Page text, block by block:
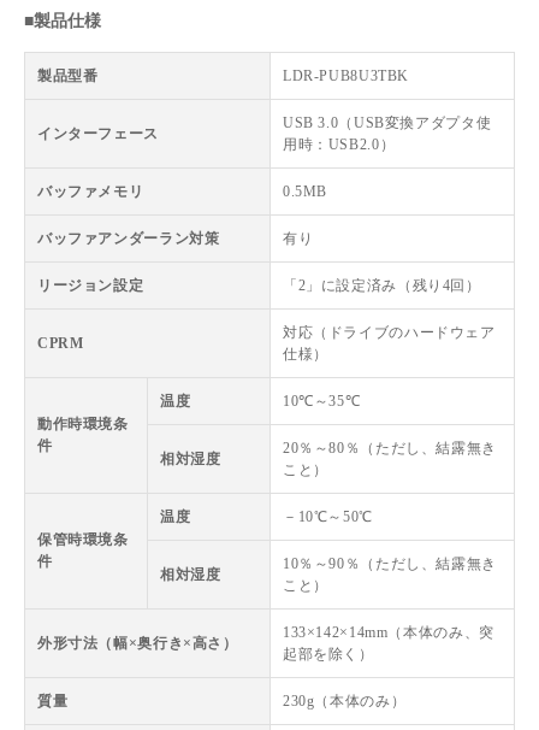
■製品仕様
製品型番 LDR-PUB8U3TBK
インターフェース
USB 3.0（USB変換アダプタ使
用時：USB2.0）
バッファメモリ 0.5MB
バッファアンダーラン対策 有り
リージョン設定 「2」に設定済み（残り4回）
CPRM
対応（ドライブのハードウェア
仕様）
動作時環境条
件
温度 10℃～35℃
相対湿度
20％～80％（ただし、結露無き
こと）
保管時環境条
件
温度 －10℃～50℃
相対湿度
10％～90％（ただし、結露無き
こと）
外形寸法（幅×奥行き×高さ）
133×142×14mm（本体のみ、突
起部を除く）
質量 230g（本体のみ）